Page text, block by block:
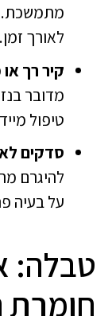
מתמשכת.
לאורך זמן.
קיר רך
מדובר
טיפול
סדקים
להיגרם
על בעיה
טבלה:
חומרת